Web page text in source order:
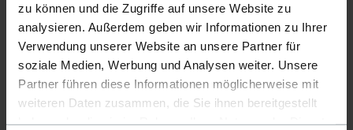
zu können und die Zugriffe auf unsere Website zu
analysieren. Außerdem geben wir Informationen zu Ihrer
Verwendung unserer Website an unsere Partner für
soziale Medien, Werbung und Analysen weiter. Unsere
Partner führen diese Informationen möglicherweise mit
weiteren Daten zusammen, die Sie ihnen bereitgestellt
Systeme///SCRAIL® Systeme///
SCRAIL® SPLITLESS System
SCRAIL® SPLITLESS 15°
COIL IM PLASTIKBAND
SYSTEM